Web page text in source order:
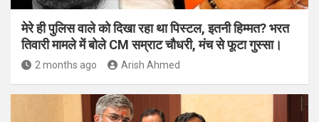
मेरे ही पुलिस वाले को दिखा रहा था पिस्टल, इतनी हिम्मत? भरत
तिवारी मामले में बोले CM सम्राट चौधरी, मंच से फूटा गुस्सा।
2 months ago Arish Ahmed